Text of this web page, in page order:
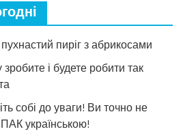
Салат
огірків
томатній
стерилізації!
пиріг з абрикосами
і будете робити так
собі до уваги! Ви точно не
українською!